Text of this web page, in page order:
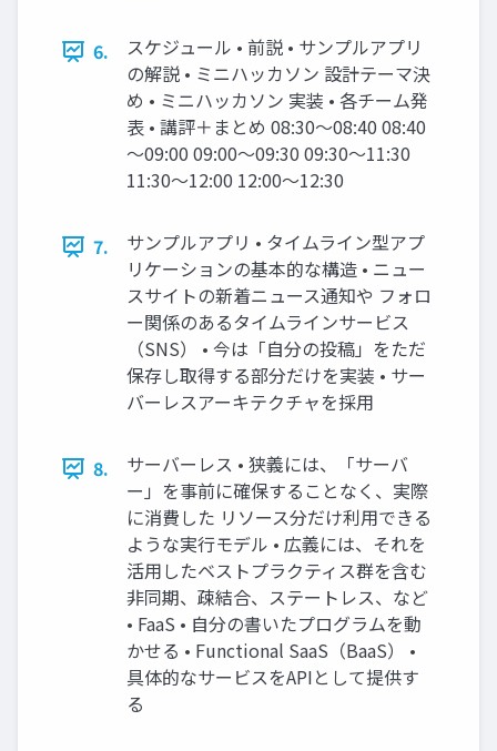
6.
スケジュール • 前説 • サンプルアプリ
の解説 • ミニハッカソン 設計テーマ決
め • ミニハッカソン 実装 • 各チーム発
表 • 講評＋まとめ 08:30～08:40 08:40
～09:00 09:00～09:30 09:30～11:30
11:30～12:00 12:00～12:30
7.
サンプルアプリ • タイムライン型アプ
リケーションの基本的な構造 • ニュー
スサイトの新着ニュース通知や フォロ
ー関係のあるタイムラインサービス
（SNS） • 今は「自分の投稿」をただ
保存し取得する部分だけを実装 • サー
バーレスアーキテクチャを採用
8.
サーバーレス • 狭義には、「サーバ
ー」を事前に確保することなく、実際
に消費した リソース分だけ利用できる
ような実行モデル • 広義には、それを
活用したベストプラクティス群を含む
非同期、疎結合、ステートレス、など
• FaaS • 自分の書いたプログラムを動
かせる • Functional SaaS（BaaS） •
具体的なサービスをAPIとして提供す
る